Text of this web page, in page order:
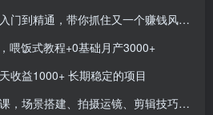
精通，带你抓住又一个赚钱风口（17节）
喂饭式教程+0基础月产3000+
收益1000+ 长期稳定的项目
建、拍摄运镜、剪辑技巧，新手月带货佣金3万+